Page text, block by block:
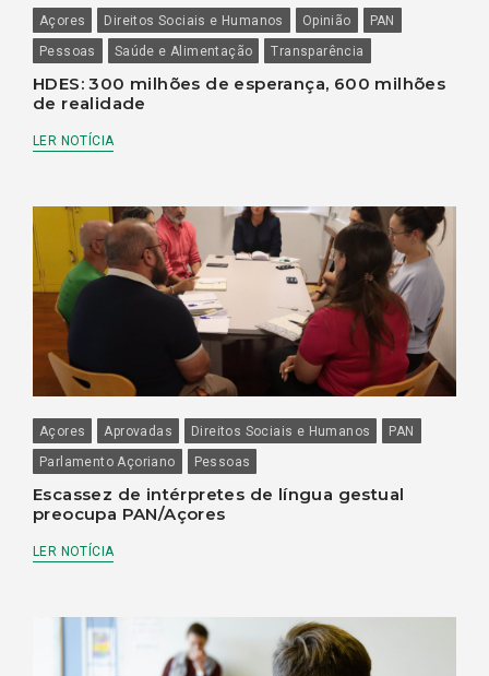
Açores Direitos Sociais e Humanos Opinião
PAN
Pessoas
Saúde e Alimentação Transparência
HDES: 300 milhões de esperança, 600 milhões
de realidade
LER NOTÍCIA
Açores Aprovadas Direitos Sociais e Humanos
PAN
Parlamento Açoriano
Pessoas
Escassez de intérpretes de língua gestual
preocupa PAN/Açores
LER NOTÍCIA